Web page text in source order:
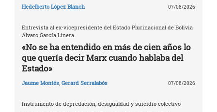
Hedelberto López Blanch 07/08/2026
Entrevista al ex-vicepresidente del Estado Plurinacional de Bolivia
Álvaro García Linera
«No se ha entendido en más de cien años lo
que quería decir Marx cuando hablaba del
Estado»
Jaume Montés, Gerard Serralabós 07/08/2026
Instrumento de depredación, desigualdad y suicidio colectivo